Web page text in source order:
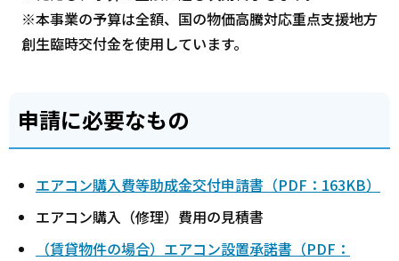
※本事業の予算は全額、国の物価高騰対応重点支援地方
創生臨時交付金を使用しています。
申請に必要なもの
エアコン購入費等助成金交付申請書（PDF：163KB）
エアコン購入（修理）費用の見積書
（賃貸物件の場合）エアコン設置承諾書（PDF：